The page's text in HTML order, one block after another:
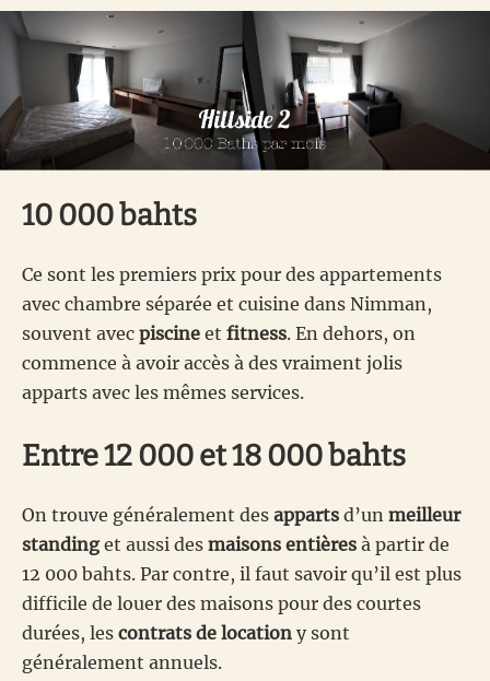
10 000 bahts
Ce sont les premiers prix pour des appartements
avec chambre séparée et cuisine dans Nimman,
souvent avec piscine et fitness. En dehors, on
commence à avoir accès à des vraiment jolis
apparts avec les mêmes services.
Entre 12 000 et 18 000 bahts
On trouve généralement des apparts d’un meilleur
standinget aussi des maisons entières à partir de
12 000 bahts. Par contre, il faut savoir qu’il est plus
difficile de louer des maisons pour des courtes
durées, les contrats de location y sont
généralement annuels.